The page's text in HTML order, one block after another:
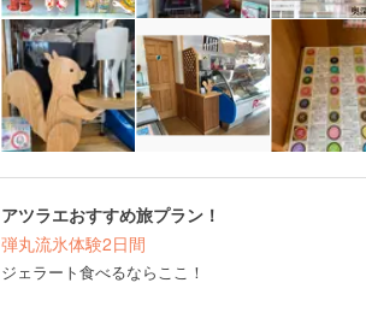
アツラエおすすめ旅プラン！
弾丸流氷体験2日間
ジェラート食べるならここ！